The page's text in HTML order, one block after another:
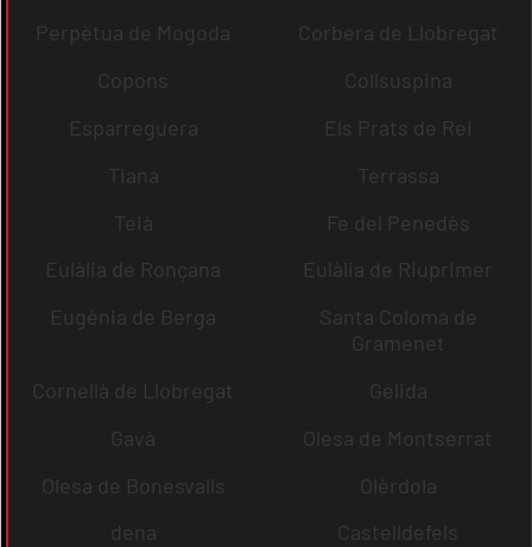
Perpètua de Mogoda
Corbera de Llobregat
Copons
Collsuspina
Esparreguera
Els Prats de Rei
Tiana
Terrassa
Teià
Fe del Penedès
Eulàlia de Ronçana
Eulàlia de Riuprimer
Eugènia de Berga
Santa Coloma de
Gramenet
Cornellà de Llobregat
Gelida
Gavà
Olesa de Montserrat
Olesa de Bonesvalls
Olèrdola
dena
Castelldefels